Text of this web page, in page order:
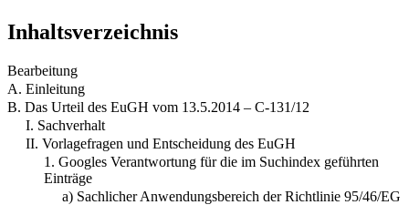
Inhaltsverzeichnis
Bearbeitung
A. Einleitung
B. Das Urteil des EuGH vom 13.5.2014 – C-131/12
I. Sachverhalt
II. Vorlagefragen und Entscheidung des EuGH
1. Googles Verantwortung für die im Suchindex geführten
Einträge
a) Sachlicher Anwendungsbereich der Richtlinie 95/46/EG